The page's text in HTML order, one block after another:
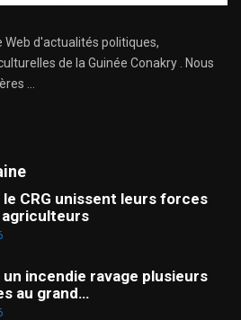
d'actualités politiques,
de la Guinée Conakry . Nous
...
le CRG unissent leurs forces
agriculteurs
incendie ravage plusieurs
au grand…